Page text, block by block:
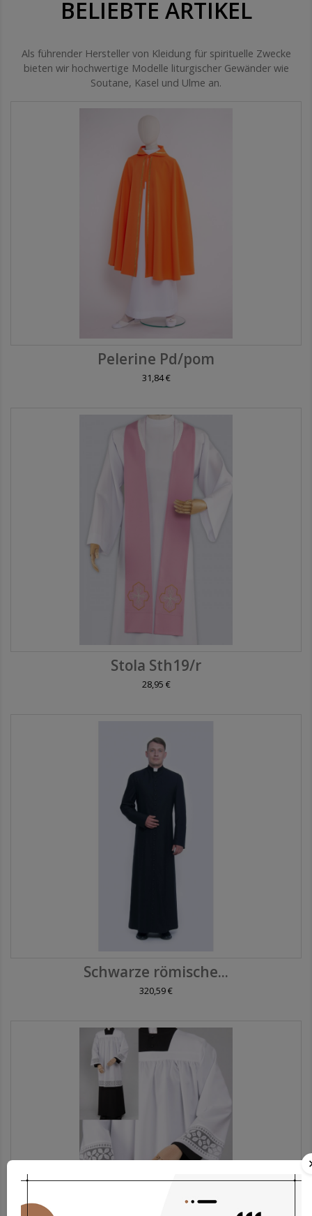
BELIEBTE ARTIKEL
Als führender Hersteller von Kleidung für spirituelle Zwecke
bieten wir hochwertige Modelle liturgischer Gewänder wie
Soutane, Kasel und Ulme an.
Pelerine Pd/pom
31,84 €
Stola Sth19/r
28,95 €
Schwarze römische...
320,59 €